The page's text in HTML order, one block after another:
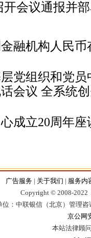
开会议通报并
融机构人民币
党组织和党员
会议 全系统
成立20周年座
广告服务 | 关于我们 | 服务内
Copyright © 2008-2022
位：中联银信（北京）管理
京公网
本站法律顾